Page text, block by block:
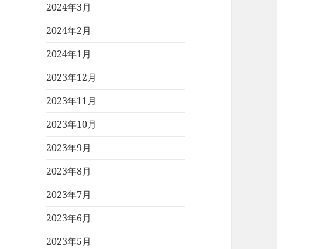
2024年3月
2024年2月
2024年1月
2023年12月
2023年11月
2023年10月
2023年9月
2023年8月
2023年7月
2023年6月
2023年5月